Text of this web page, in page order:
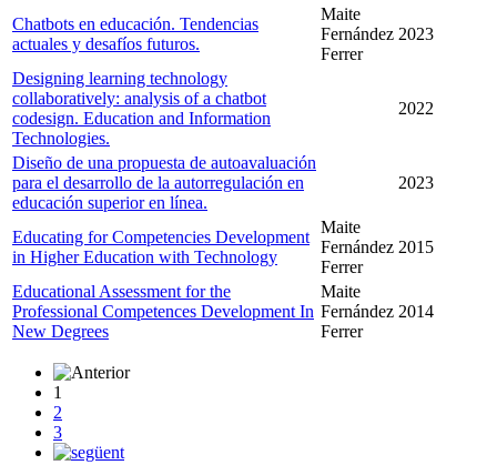
Chatbots en educación. Tendencias
actuales y desafíos futuros.
Maite
Fernández
Ferrer
2023
Designing learning technology
collaboratively: analysis of a chatbot
codesign. Education and Information
Technologies.
2022
Diseño de una propuesta de autoavaluación
para el desarrollo de la autorregulación en
educación superior en línea.
2023
Educating for Competencies Development
in Higher Education with Technology
Maite
Fernández
Ferrer
2015
Educational Assessment for the
Professional Competences Development In
New Degrees
Maite
Fernández
Ferrer
2014
1
2
3